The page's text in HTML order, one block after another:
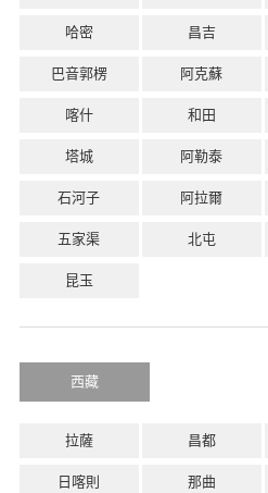
哈密 昌吉
巴音郭楞 阿克蘇
喀什 和田
塔城 阿勒泰
石河子 阿拉爾
五家渠 北屯
昆玉
西藏
拉薩 昌都
日喀則 那曲